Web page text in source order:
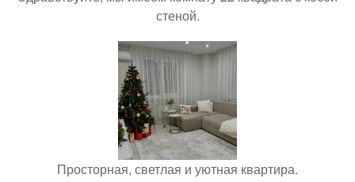
стеной.
Просторная, светлая и уютная квартира.